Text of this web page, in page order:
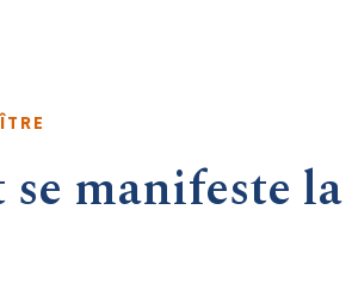
manifeste la